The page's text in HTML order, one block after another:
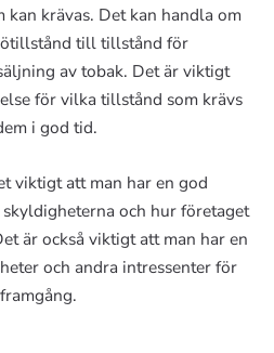
krävas. Det kan handla om
till tillstånd för
av tobak. Det är viktigt
för vilka tillstånd som krävs
i god tid.
viktigt att man har en god
och hur företaget
är också viktigt att man har en
och andra intressenter för